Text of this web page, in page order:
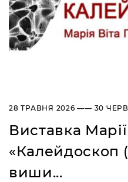
28 ТРАВНЯ 2026 —— 30
Виставка
«Калейдоскоп
виши...